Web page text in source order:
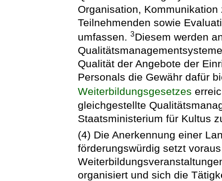
Organisation,
Teilnehmenden sowie
umfassen.3Diesem werden
Qualität der Angebote der
Personals die Gewähr dafür
Weiterbildungsgesetzes
gleichgestellte
Staatsministerium für Kultus
(4) Die Anerkennung einer
förderungswürdig setzt
organisiert und sich die